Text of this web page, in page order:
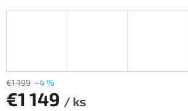
€1 199 –4 %
€1 149 / ks